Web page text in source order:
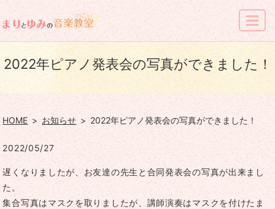
MENU
2022年ピアノ発表会の写真ができました！
HOME お知らせ 2022年ピアノ発表会の写真ができました！
2022/05/27
遅くなりましたが、お友達の先生と合同発表会の写真が出来まし
た。
集合写真はマスクを取りましたが、講師演奏はマスクを付けたま